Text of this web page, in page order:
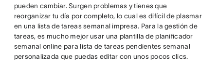
pueden cambiar. Surgen problemas y tienes que
reorganizar tu día por completo, lo cual es difícil de plasmar
en una lista de tareas semanal impresa. Para la gestión de
tareas, es mucho mejor usar una plantilla de planificador
semanal online para lista de tareas pendientes semanal
personalizada que puedas editar con unos pocos clics.